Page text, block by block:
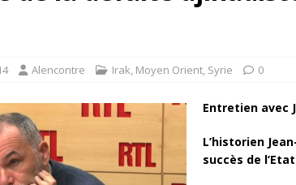
«Le discours de Trump sur la “fraude
[ 17 juillet 2026 ]
Iran. Le retour de l’option militaire
* LA UNE
Alencontre Irak, Moyen Orient, Syrie 0
Entretien avec
L’historien
succès de